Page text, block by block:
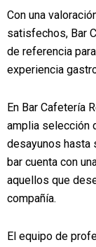
Con una
satisfechos, Bar
de referencia
experiencia
En Bar Cafetería
amplia selección
desayunos hasta
bar cuenta con
aquellos que
compañía.
El equipo de